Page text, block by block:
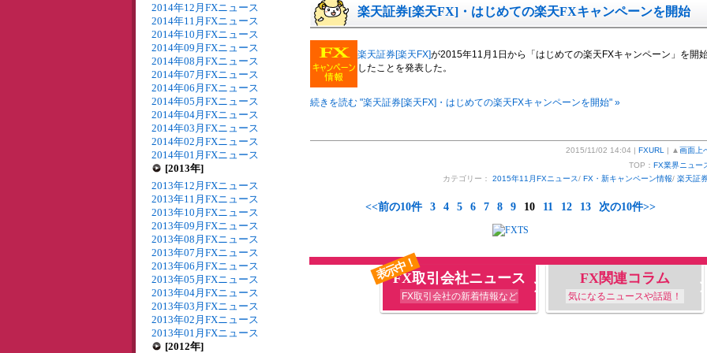
2014年12月FXニュース
2014年11月FXニュース
2014年10月FXニュース
2014年09月FXニュース
2014年08月FXニュース
2014年07月FXニュース
2014年06月FXニュース
2014年05月FXニュース
2014年04月FXニュース
2014年03月FXニュース
2014年02月FXニュース
2014年01月FXニュース
[2013年]
2013年12月FXニュース
2013年11月FXニュース
2013年10月FXニュース
2013年09月FXニュース
2013年08月FXニュース
2013年07月FXニュース
2013年06月FXニュース
2013年05月FXニュース
2013年04月FXニュース
2013年03月FXニュース
2013年02月FXニュース
2013年01月FXニュース
[2012年]
楽天証券[楽天FX]・はじめての楽天FXキャンペーンを開始
楽天証券[楽天FX]が2015年11月1日から「はじめての楽天FXキャンペーン」を開
したことを発表した。
続きを読む "楽天証券[楽天FX]・はじめての楽天FXキャンペーンを開始" »
2015/11/02 14:04 | FXURL | ▲ 画面上
TOP： FX業界ニュー
カテゴリー： 2015年11月FXニュース/ FX・新キャンペーン情報/ 楽天証
<<前の10件 3 4 5 6 7 8 9 10 11 12 13 次の10件>>
表示中！
FX取引会社ニュース
FX取引会社の新着情報など
FX関連コラム
気になるニュースや話題！